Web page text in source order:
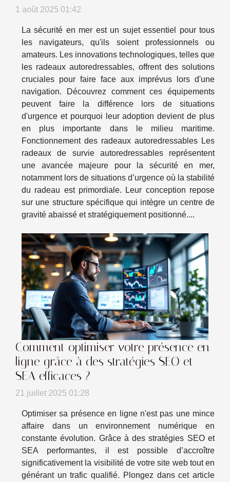
1 août 2025 01:42
La sécurité en mer est un sujet essentiel pour tous
les navigateurs, qu'ils soient professionnels ou
amateurs. Les innovations technologiques, telles que
les radeaux autoredressables, offrent des solutions
cruciales pour faire face aux imprévus lors d'une
navigation. Découvrez comment ces équipements
peuvent faire la différence lors de situations
d'urgence et pourquoi leur adoption devient de plus
en plus importante dans le milieu maritime.
Fonctionnement des radeaux autoredressables Les
radeaux de survie autoredressables représentent
une avancée majeure pour la sécurité en mer,
notamment lors de situations d’urgence où la stabilité
du radeau est primordiale. Leur conception repose
sur une structure spécifique qui intègre un centre de
gravité abaissé et stratégiquement positionné....
Comment optimiser votre présence en
ligne grâce à des stratégies SEO et
SEA efficaces ?
21 juillet 2025 01:28
Optimiser sa présence en ligne n'est pas une mince
affaire dans un environnement numérique en
constante évolution. Grâce à des stratégies SEO et
SEA performantes, il est possible d’accroître
significativement la visibilité de votre site web tout en
générant un trafic qualifié. Plongez dans cet article